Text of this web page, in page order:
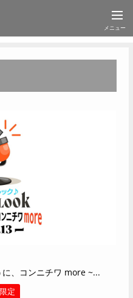
、コンニチワ more ~...
定